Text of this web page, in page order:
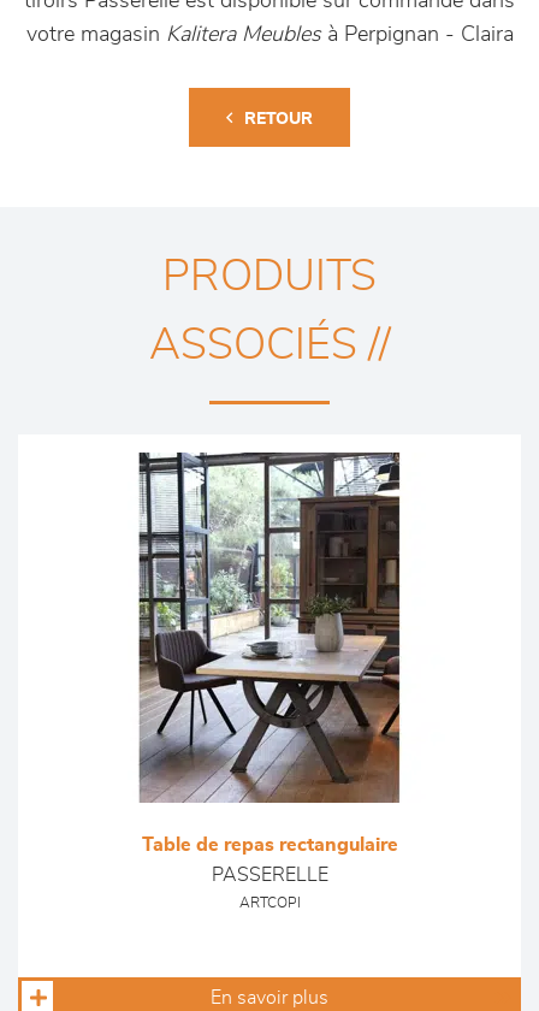
votre magasin Kalitera Meubles à Perpignan - Claira
RETOUR
PRODUITS
ASSOCIÉS //
Table de repas rectangulaire
PASSERELLE
ARTCOPI
En savoir plus